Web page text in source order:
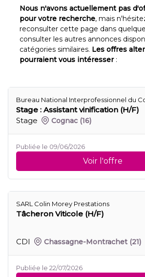
Nous n'avons actuellement pas
pour votre recherche, mais
reconsulter cette page dans
consulter les autres annonces
catégories similaires. Les offres
pourraient vous intéresser:
Bureau National Interprofessionnel du
Stage : Assistant vinification (H/F)
Stage
Cognac (16)
Publiée le 09/06/2026
Voir l'offre
SARL Colin Morey Prestations
Tâcheron Viticole (H/F)
CDI Chassagne-Montrachet (21)
Publiée le 22/07/2026